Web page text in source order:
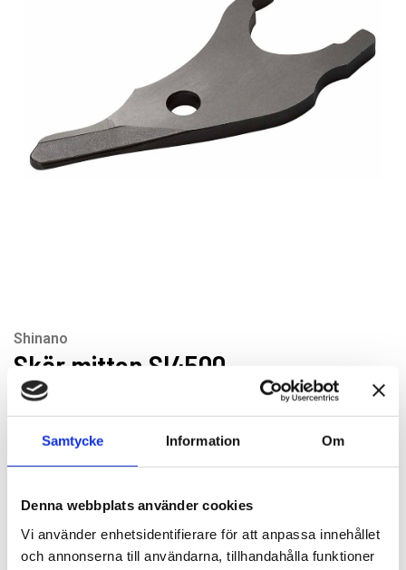
Samtycke Information Om
Denna webbplats använder cookies
Vi använder enhetsidentifierare för att anpassa innehållet
och annonserna till användarna, tillhandahålla funktioner
Shinano
Skär mitten SI4500
Artikelnr: 160-2
EAN-kod: 4562241753160
Rekommenderat pris: 676.00 kr
st Lägg i varukorgen